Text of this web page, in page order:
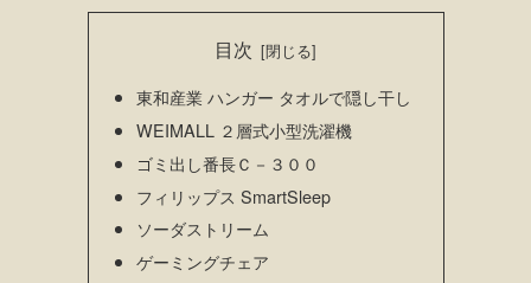
目次
東和産業 ハンガー タオルで隠し干し
WEIMALL ２層式小型洗濯機
ゴミ出し番長Ｃ－３００
フィリップス SmartSleep
ソーダストリーム
ゲーミングチェア